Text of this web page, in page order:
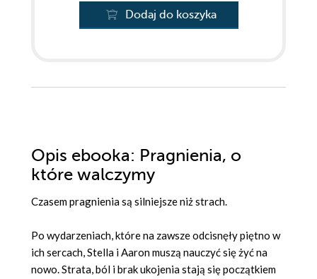
Dodaj do koszyka
Opis ebooka: Pragnienia, o
które walczymy
Czasem pragnienia są silniejsze niż strach.
Po wydarzeniach, które na zawsze odcisnęły piętno w
ich sercach, Stella i Aaron muszą nauczyć się żyć na
nowo. Strata, ból i brak ukojenia stają się początkiem